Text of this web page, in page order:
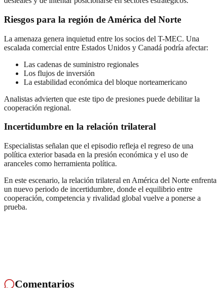
Riesgos para la región de América del Norte
La amenaza genera inquietud entre los socios del T-MEC. Una
escalada comercial entre Estados Unidos y Canadá podría afectar:
Las cadenas de suministro regionales
Los flujos de inversión
La estabilidad económica del bloque norteamericano
Analistas advierten que este tipo de presiones puede debilitar la
cooperación regional.
Incertidumbre en la relación trilateral
Especialistas señalan que el episodio refleja el regreso de una
política exterior basada en la presión económica y el uso de
aranceles como herramienta política.
En este escenario, la relación trilateral en América del Norte enfrenta
un nuevo periodo de incertidumbre, donde el equilibrio entre
cooperación, competencia y rivalidad global vuelve a ponerse a
prueba.
Comentarios